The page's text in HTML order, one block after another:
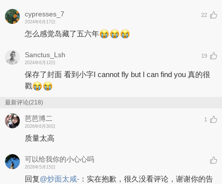
cypresses_7
2024年6月17日
22
怎么感觉岛藏了五六年
Sanctus_Lsh
2024年6月12日
19
保存了封面 看到小字I cannot fly but I can find you 真的很
戳
最新评论(218)
芭芭博二
2026年6月30日
1
质量太高
可以给我你的小心心吗
2026年5月15日
回复@炒面太咸- ： 实在抱歉，很久没看评论，谢谢你的告